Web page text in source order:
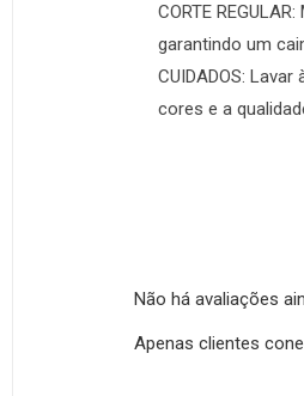
CORTE
garantindo um
CUIDADOS:
cores e a
Não há avaliações
Apenas clientes